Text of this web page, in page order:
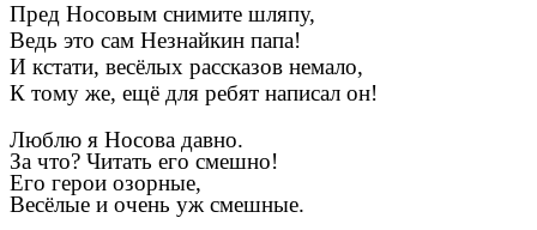
Пред Носовым снимите шляпу,
Ведь это сам Незнайкин папа!
И кстати, весёлых рассказов немало,
К тому же, ещё для ребят написал он!
Люблю я Носова давно.
За что? Читать его смешно!
Его герои озорные,
Весёлые и очень уж смешные.